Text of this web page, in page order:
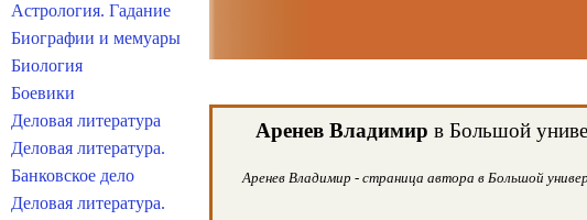
Аренев Владимир в Большой
Аренев Владимир - страница автора в Большой
Астрология. Гадание
Биографии и мемуары
Биология
Боевики
Деловая литература
Деловая литература.
Банковское дело
Деловая литература.